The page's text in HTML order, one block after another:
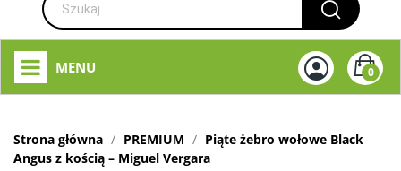
0
MENU
Strona główna PREMIUM
Piąte żebro wołowe Black
Angus z kością – Miguel Vergara